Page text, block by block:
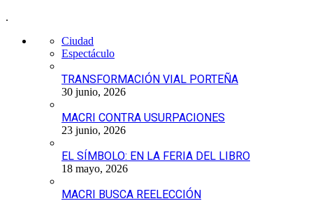
.
Ciudad
Espectáculo
TRANSFORMACIÓN VIAL PORTEÑA
30 junio, 2026
MACRI CONTRA USURPACIONES
23 junio, 2026
EL SÍMBOLO: EN LA FERIA DEL LIBRO
18 mayo, 2026
MACRI BUSCA REELECCIÓN